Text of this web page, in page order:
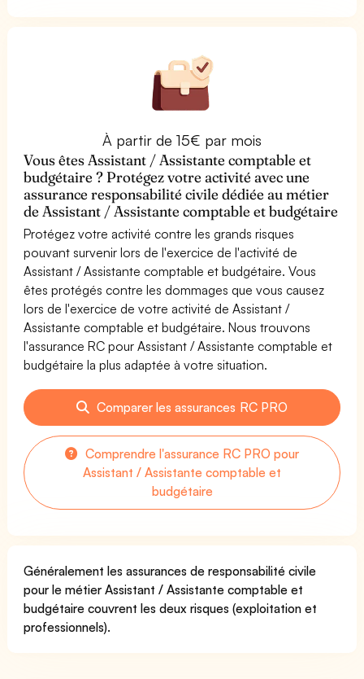
À partir de 15€ par mois
Vous êtes Assistant / Assistante comptable et
budgétaire ? Protégez votre activité avec une
assurance responsabilité civile dédiée au métier
de Assistant / Assistante comptable et budgétaire
Protégez votre activité contre les grands risques
pouvant survenir lors de l'exercice de l'activité de
Assistant / Assistante comptable et budgétaire. Vous
êtes protégés contre les dommages que vous causez
lors de l'exercice de votre activité de Assistant /
Assistante comptable et budgétaire. Nous trouvons
l'assurance RC pour Assistant / Assistante comptable et
budgétaire la plus adaptée à votre situation.
Comparer les assurances RC PRO
Comprendre l'assurance RC PRO pour
Assistant / Assistante comptable et
budgétaire
Généralement les assurances de responsabilité civile
pour le métier Assistant / Assistante comptable et
budgétaire couvrent les deux risques (exploitation et
professionnels).